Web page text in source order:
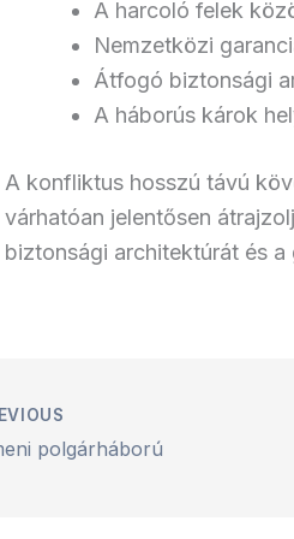
A harcoló felek
Nemzetközi
Átfogó biztonsági
A háborús károk
A konfliktus hosszú távú
várhatóan jelentősen
biztonsági architektúrát és
polgárháború